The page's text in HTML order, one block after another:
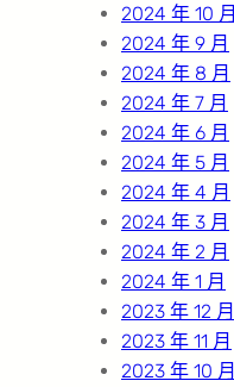
2024 年 10 月
2024 年 9 月
2024 年 8 月
2024 年 7 月
2024 年 6 月
2024 年 5 月
2024 年 4 月
2024 年 3 月
2024 年 2 月
2024 年 1 月
2023 年 12 月
2023 年 11 月
2023 年 10 月